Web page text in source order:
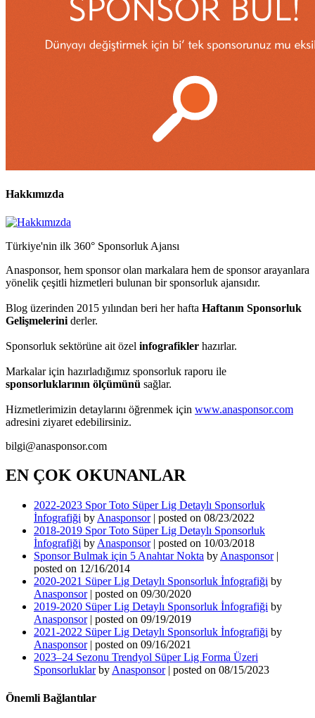
Hakkımızda
Türkiye'nin ilk 360° Sponsorluk Ajansı
Anasponsor, hem sponsor olan markalara hem de sponsor arayanlara
yönelik çeşitli hizmetleri bulunan bir sponsorluk ajansıdır.
Blog üzerinden 2015 yılından beri her hafta Haftanın Sponsorluk
Gelişmelerini derler.
Sponsorluk sektörüne ait özel infografikler hazırlar.
Markalar için hazırladığımız sponsorluk raporu ile
sponsorluklarının ölçümünü sağlar.
Hizmetlerimizin detaylarını öğrenmek için www.anasponsor.com
adresini ziyaret edebilirsiniz.
bilgi@anasponsor.com
EN ÇOK OKUNANLAR
2022-2023 Spor Toto Süper Lig Detaylı Sponsorluk
İnfografiği by Anasponsor| posted on 08/23/2022
2018-2019 Spor Toto Süper Lig Detaylı Sponsorluk
İnfografiği by Anasponsor| posted on 10/03/2018
Sponsor Bulmak için 5 Anahtar Nokta by Anasponsor|
posted on 12/16/2014
2020-2021 Süper Lig Detaylı Sponsorluk İnfografiği by
Anasponsor| posted on 09/30/2020
2019-2020 Süper Lig Detaylı Sponsorluk İnfografiği by
Anasponsor| posted on 09/19/2019
2021-2022 Süper Lig Detaylı Sponsorluk İnfografiği by
Anasponsor| posted on 09/16/2021
2023–24 Sezonu Trendyol Süper Lig Forma Üzeri
Sponsorluklar by Anasponsor| posted on 08/15/2023
Önemli Bağlantılar